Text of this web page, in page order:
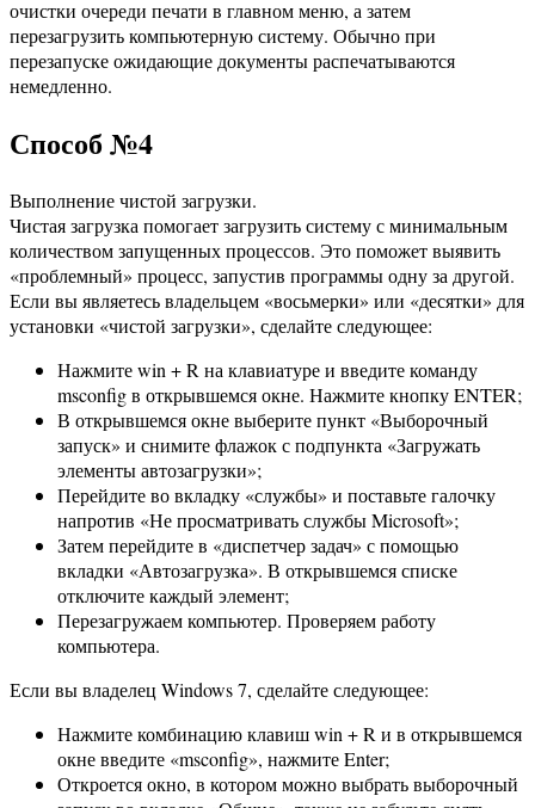
очистки очереди печати в главном меню, а затем
перезагрузить компьютерную систему. Обычно при
перезапуске ожидающие документы распечатываются
немедленно.
Способ №4
Выполнение чистой загрузки.
Чистая загрузка помогает загрузить систему с минимальным
количеством запущенных процессов. Это поможет выявить
«проблемный» процесс, запустив программы одну за другой.
Если вы являетесь владельцем «восьмерки» или «десятки» для
установки «чистой загрузки», сделайте следующее:
Нажмите win + R на клавиатуре и введите команду
msconfig в открывшемся окне. Нажмите кнопку ENTER;
В открывшемся окне выберите пункт «Выборочный
запуск» и снимите флажок с подпункта «Загружать
элементы автозагрузки»;
Перейдите во вкладку «службы» и поставьте галочку
напротив «Не просматривать службы Microsoft»;
Затем перейдите в «диспетчер задач» с помощью
вкладки «Автозагрузка». В открывшемся списке
отключите каждый элемент;
Перезагружаем компьютер. Проверяем работу
компьютера.
Если вы владелец Windows 7, сделайте следующее:
Нажмите комбинацию клавиш win + R и в открывшемся
окне введите «msconfig», нажмите Enter;
Откроется окно, в котором можно выбрать выборочный